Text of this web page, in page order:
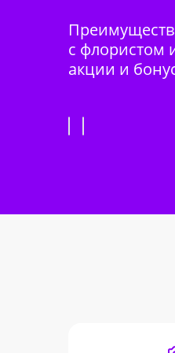
с флористом
акции и